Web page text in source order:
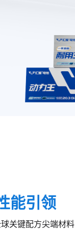
能引领
关键配方尖端材料